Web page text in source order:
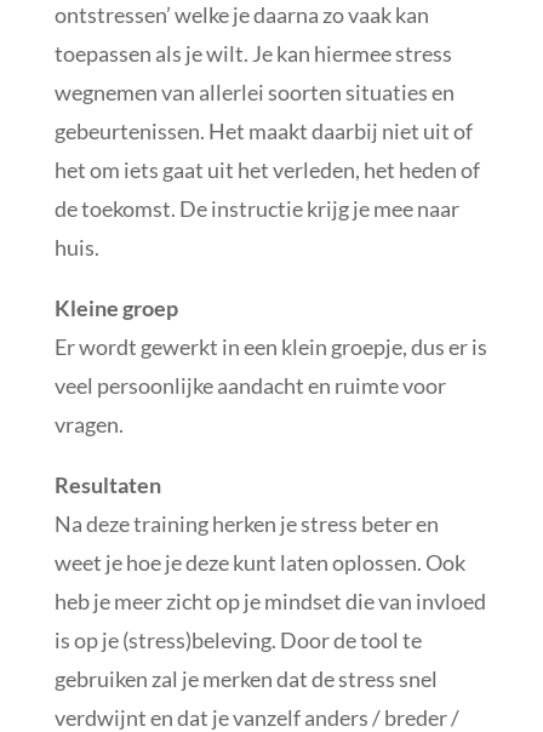
ontstressen’ welke je daarna zo vaak kan
toepassen als je wilt. Je kan hiermee stress
wegnemen van allerlei soorten situaties en
gebeurtenissen. Het maakt daarbij niet uit of
het om iets gaat uit het verleden, het heden of
de toekomst. De instructie krijg je mee naar
huis.
Kleine groep
Er wordt gewerkt in een klein groepje, dus er is
veel persoonlijke aandacht en ruimte voor
vragen.
Resultaten
Na deze training herken je stress beter en
weet je hoe je deze kunt laten oplossen. Ook
heb je meer zicht op je mindset die van invloed
is op je (stress)beleving. Door de tool te
gebruiken zal je merken dat de stress snel
verdwijnt en dat je vanzelf anders / breder /